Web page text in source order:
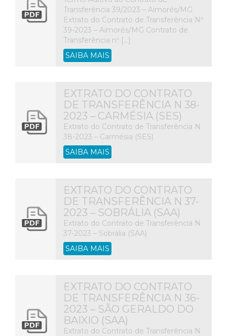
Transferência 39/2023 – Aimorés/MG
Extrato do Contrato de Transferência Nº
39-2023 – Aimorés/MG Contrato de
Transferência nº […]
SAIBA MAIS
EXTRATO DO CONTRATO
DE TRANSFERÊNCIA N 38-
2023 – CARMÉSIA (SES)
Extrato do Contrato de Transferência N
38-2023 – Carmésia (SES)
SAIBA MAIS
EXTRATO DO CONTRATO
DE TRANSFERÊNCIA N 37-
2023 – SOBRÁLIA (SAA)
Extrato do Contrato de Transferência N
37-2023 – Sobrália (SAA)
SAIBA MAIS
EXTRATO DO CONTRATO
DE TRANSFERÊNCIA N 36-
2023 – SÃO GERALDO DO
BAIXIO (SAA)
Extrato do Contrato de Transferência N